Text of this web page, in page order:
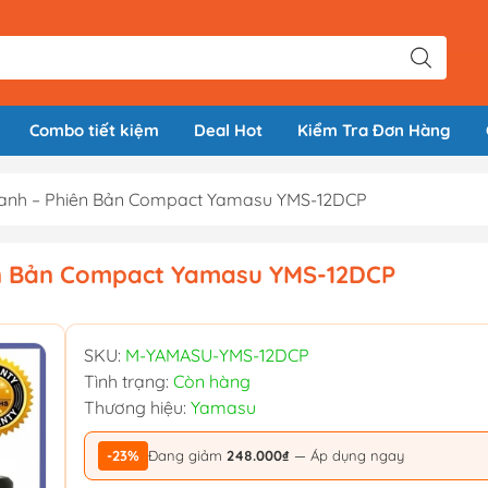
Combo tiết kiệm Deal Hot Kiểm Tra Đơn Hàng
– Phiên Bản Compact Yamasu YMS-12DCP
Compact Yamasu YMS-12DCP
SKU: M-YAMASU-YMS-12DCP
Tình trạng: Còn hàng
Thương hiệu: Yamasu
-23% Đang giảm 248.000₫ — Áp dụng ngay